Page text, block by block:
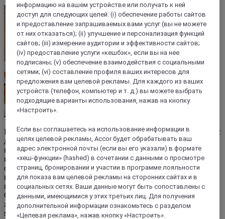
Культура и природа острова Самуи неразрывно связаны друг с
другом. Рыбацкая деревушка Бопхут заслуживает особого
внимания, ведь это самое красивое на острове поселение, в
котором сохранился старинный деревянный дом
оригинальной формы. По выходным этот район превращается
в большой оживленный вечерний рынок, где можно
приобрести уникальные подарки и свежую рыбу с побережья
Самуи или просто погрузиться в атмосферу, наслаждаясь
живой музыкой и выступлениями. Рядом с рынком работает
много ресторанов, включая Auan Tai, где предлагают самые
информацию на вашем устройстве или получать к ней
доступ для следующих целей: (i) обеспечение работы сайтов
и предоставление запрашиваемых вами услуг (вы не можете
от них отказаться); (ii) улучшение и персонализация функций
сайтов; (iii) измерение аудитории и эффективности сайтов;
(iv) предоставление услуги «кешбэк», если вы на нее
подписаны; (v) обеспечение взаимодействия с социальными
сетями; (vi) составление профиля ваших интересов для
предложения вам целевой рекламы. Для каждого из ваших
устройств (телефон, компьютер и т. д.) вы можете выбрать
подходящие варианты использования, нажав на кнопку
«Настроить».
Если вы соглашаетесь на использование информации в
целях целевой рекламы, Accor будет обрабатывать ваш
адрес электронной почты (если вы его указали) в формате
«хеш-функции» (hashed) в сочетании с данными о просмотре
страниц, бронировании и участии в программе лояльности
для показа вам целевой рекламы на сторонних сайтах и в
социальных сетях. Ваши данные могут быть сопоставлены с
данными, имеющимися у этих третьих лиц. Для получения
дополнительной информации ознакомьтесь с разделом
«Целевая реклама», нажав кнопку «Настроить».